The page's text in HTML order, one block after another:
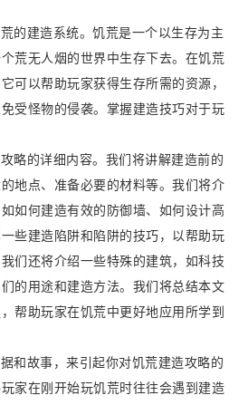
的建造系统。饥荒是一个以生存为主
荒无人烟的世界中生存下去。在饥荒
可以帮助玩家获得生存所需的资源，
受怪物的侵袭。掌握建造技巧对于玩
略的详细内容。我们将讲解建造前的
地点、准备必要的材料等。我们将介
如何建造有效的防御墙、如何设计高
些建造陷阱和陷阱的技巧，以帮助玩
们还将介绍一些特殊的建筑，如科技
的用途和建造方法。我们将总结本文
帮助玩家在饥荒中更好地应用所学到
和故事，来引起你对饥荒建造攻略的
家在刚开始玩饥荒时往往会遇到建造